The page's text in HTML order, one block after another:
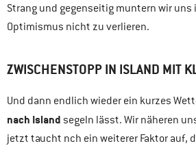
Strang und gegenseitig muntern wir uns
Optimismus nicht zu verlieren.
ZWISCHENSTOPP IN ISLAND MIT
Und dann endlich wieder ein kurzes
nach Island segeln lässt. Wir näheren
jetzt taucht nch ein weiterer Faktor auf,